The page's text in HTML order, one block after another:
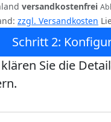
versandkostenfrei
zzgl. Versandkosten
Schritt 2:
Sie die